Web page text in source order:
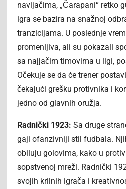
navijačima, „Čarapani“ retko
igra se bazira na snažnoj
tranzicijama. U poslednje
promenljiva, ali su pokazali
sa najjačim timovima u ligi,
Očekuje se da će trener
čekajući grešku protivnika i
jedno od glavnih oružja.
Radnički 1923: Sa druge
gaji ofanzivniji stil fudbala.
obiluju golovima, kako u
sopstvenoj mreži. Radnički
svojih krilnih igrača i